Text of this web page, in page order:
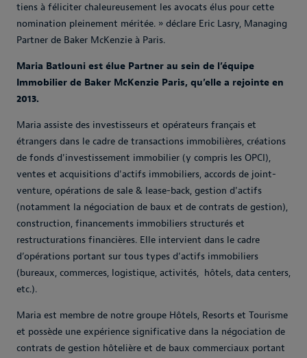
tiens à féliciter chaleureusement les avocats élus pour cette
nomination pleinement méritée. » déclare Eric Lasry, Managing
Partner de Baker McKenzie à Paris.
Maria Batlouni est élue Partner au sein de l’équipe
Immobilier de Baker McKenzie Paris, qu’elle a rejointe en
2013.
Maria assiste des investisseurs et opérateurs français et
étrangers dans le cadre de transactions immobilières, créations
de fonds d'investissement immobilier (y compris les OPCI),
ventes et acquisitions d'actifs immobiliers, accords de joint-
venture, opérations de sale & lease-back, gestion d'actifs
(notamment la négociation de baux et de contrats de gestion),
construction, financements immobiliers structurés et
restructurations financières. Elle intervient dans le cadre
d’opérations portant sur tous types d’actifs immobiliers
(bureaux, commerces, logistique, activités, hôtels, data centers,
etc.).
Maria est membre de notre groupe Hôtels, Resorts et Tourisme
et possède une expérience significative dans la négociation de
contrats de gestion hôtelière et de baux commerciaux portant